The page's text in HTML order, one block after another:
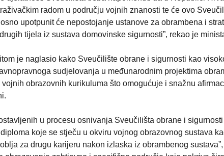
radom u području vojnih znanosti te će ovo
upotpunit će nepostojanje ustanove za obrambena i
tijela iz sustava domovinske sigurnosti”, rekao je
je naglasio kako Sveučilište obrane i sigurnosti kao
sudjelovanja u međunarodnim projektima
obrazovnih kurikuluma što omogućuje i snažnu
u procesu osnivanja Sveučilišta obrane i
koje se stječu u okviru vojnog obrazovnog sustava
za drugu karijeru nakon izlaska iz obrambenog